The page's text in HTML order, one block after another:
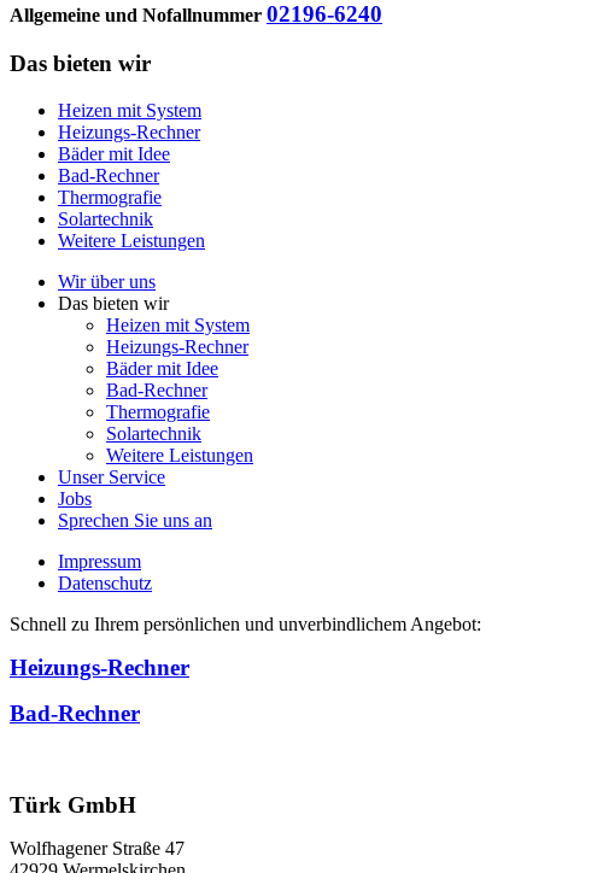
Allgemeine und Nofallnummer 02196-6240
Das bieten wir
Heizen mit System
Heizungs-Rechner
Bäder mit Idee
Bad-Rechner
Thermografie
Solartechnik
Weitere Leistungen
Wir über uns
Das bieten wir
Heizen mit System
Heizungs-Rechner
Bäder mit Idee
Bad-Rechner
Thermografie
Solartechnik
Weitere Leistungen
Unser Service
Jobs
Sprechen Sie uns an
Impressum
Datenschutz
Schnell zu Ihrem persönlichen und unverbindlichem Angebot:
Heizungs-Rechner
Bad-Rechner
Türk GmbH
Wolfhagener Straße 47